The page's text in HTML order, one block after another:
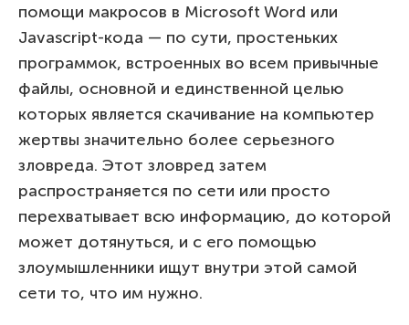
помощи макросов в Microsoft Word или
Javascript-кода — по сути, простеньких
программок, встроенных во всем привычные
файлы, основной и единственной целью
которых является скачивание на компьютер
жертвы значительно более серьезного
зловреда. Этот зловред затем
распространяется по сети или просто
перехватывает всю информацию, до которой
может дотянуться, и с его помощью
злоумышленники ищут внутри этой самой
сети то, что им нужно.